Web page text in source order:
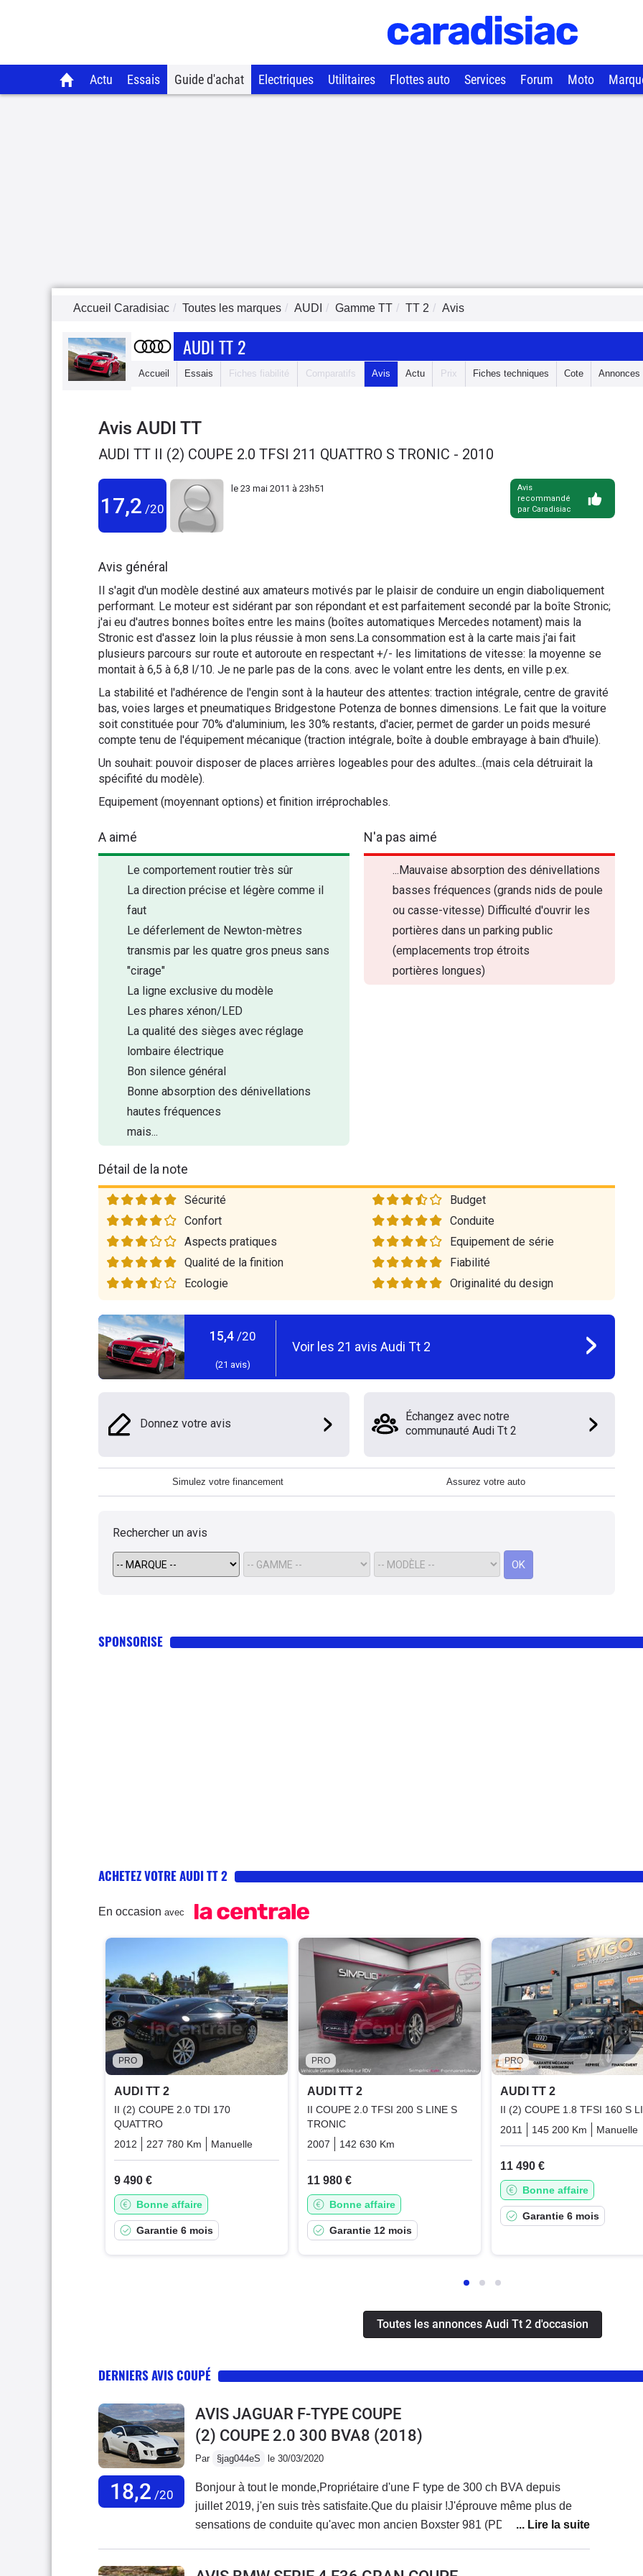
Actu Essais Guide d'achat Electriques Utilitaires Flottes auto Services Forum Moto
Accueil Caradisiac Toutes les marques AUDI Gamme TT TT 2 Avis
AUDI TT 2
Accueil Essais Fiches fiabilité Comparatifs Avis Actu Prix Fiches techniques Cote Annonces
Avis AUDI TT
AUDI TT II (2) COUPE 2.0 TFSI 211 QUATTRO S TRONIC - 2010
Avis
recommandé
par Caradisiac
17,2 /20
le 23 mai 2011 à 23h51
Avis général
Il s'agit d'un modèle destiné aux amateurs motivés par le plaisir de conduire un engin diaboliquement
performant. Le moteur est sidérant par son répondant et est parfaitement secondé par la boîte Stronic;
j'ai eu d'autres bonnes boîtes entre les mains (boîtes automatiques Mercedes notament) mais la
Stronic est d'assez loin la plus réussie à mon sens.La consommation est à la carte mais j'ai fait
plusieurs parcours sur route et autoroute en respectant +/- les limitations de vitesse: la moyenne se
montait à 6,5 à 6,8 l/10. Je ne parle pas de la cons. avec le volant entre les dents, en ville p.ex.
La stabilité et l'adhérence de l'engin sont à la hauteur des attentes: traction intégrale, centre de gravité
bas, voies larges et pneumatiques Bridgestone Potenza de bonnes dimensions. Le fait que la voiture
soit constituée pour 70% d'aluminium, les 30% restants, d'acier, permet de garder un poids mesuré
compte tenu de l'équipement mécanique (traction intégrale, boîte à double embrayage à bain d'huile).
Un souhait: pouvoir disposer de places arrières logeables pour des adultes...(mais cela détruirait la
spécifité du modèle).
Equipement (moyennant options) et finition irréprochables.
A aimé
Le comportement routier très sûr
La direction précise et légère comme il
faut
Le déferlement de Newton-mètres
transmis par les quatre gros pneus sans
"cirage"
La ligne exclusive du modèle
Les phares xénon/LED
La qualité des sièges avec réglage
lombaire électrique
Bon silence général
Bonne absorption des dénivellations
hautes fréquences
mais...
N'a pas aimé
...Mauvaise absorption des dénivellations
basses fréquences (grands nids de poule
ou casse-vitesse) Difficulté d'ouvrir les
portières dans un parking public
(emplacements trop étroits
portières longues)
Détail de la note
Sécurité
Budget
Confort
Conduite
Aspects pratiques
Equipement de série
Qualité de la finition
Fiabilité
Ecologie
Originalité du design
15,4 /20
(21 avis)
Voir les 21 avis Audi Tt 2
Donnez votre avis
Échangez avec notre
communauté Audi Tt 2
Simulez votre financement Assurez votre auto
Rechercher un avis
OK
SPONSORISE
ACHETEZ VOTRE AUDI TT 2
En occasion avec
PRO
AUDI TT 2
II (2) COUPE 2.0 TDI 170
QUATTRO
2012
227 780 Km Manuelle
9 490 €
Bonne affaire
Garantie 6 mois
PRO
AUDI TT 2
II COUPE 2.0 TFSI 200 S LINE S
TRONIC
2007
142 630 Km Essence
11 980 €
Bonne affaire
Garantie 12 mois
PRO
AUDI TT 2
II (2) COUPE 1.8 TFSI 160 S
2011
145 200 Km Manuelle
11 490 €
Bonne affaire
Garantie 6 mois
Toutes les annonces Audi Tt 2 d'occasion
DERNIERS AVIS COUPÉ
18,2 /20
AVIS JAGUAR F-TYPE COUPE
(2) COUPE 2.0 300 BVA8 (2018)
Par §jag044eS le 30/03/2020
Bonjour à tout le monde,Propriétaire d'une F type de 300 ch BVA depuis
juillet 2019, j'en suis très satisfaite.Que du plaisir !J'éprouve même plus de
sensations de conduite qu'avec mon ancien Boxster 981 (PDK) et mon